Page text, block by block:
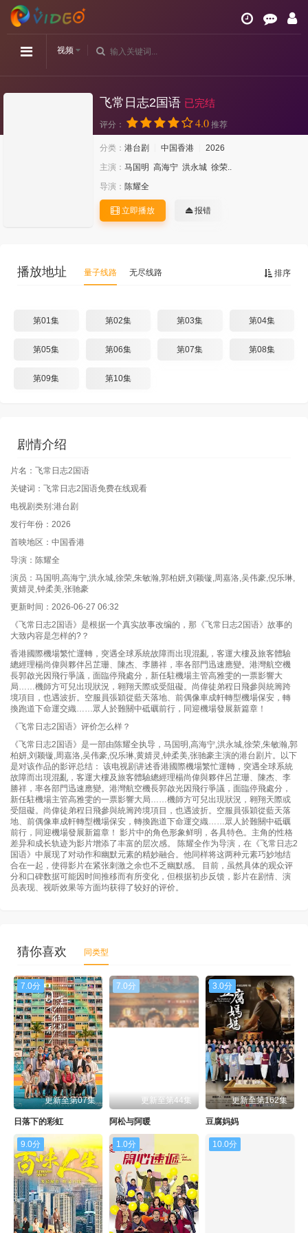
视频
飞常日志2国语 已完结
评分： 4.0 推荐
分类： 港台剧 中国香港
2026
主演： 马国明 高海宁 洪永城 徐荣..
导演： 陈耀全
立即播放 报错
排序
播放地址 量子线路 无尽线路
第01集 第02集 第03集 第04集
第05集 第06集 第07集 第08集
第09集 第10集
剧情介绍
片名：飞常日志2国语
关键词：飞常日志2国语免费在线观看
电视剧类别:港台剧
发行年份：2026
首映地区：中国香港
导演：陈耀全
演员：马国明,高海宁,洪永城,徐荣,朱敏瀚,郭柏妍,刘颖镟,周嘉洛,吴伟豪,倪乐琳,
黄婧灵,钟柔美,张驰豪
更新时间：2026-06-27 06:32
《飞常日志2国语》是根据一个真实故事改编的，那《飞常日志2国语》故事的
大致内容是怎样的?？
香港國際機場繁忙運轉，突遇全球系統故障而出現混亂，客運大樓及旅客體驗
總經理楊尚偉與夥伴呂芷珊、陳杰、李勝祥，率各部門迅速應變。港灣航空機
長郭啟光因飛行爭議，面臨停飛處分，新任駐機場主管高雅雯的一票影響大
局……機師方可兒出現狀況，翱翔天際或受阻礙。尚偉徒弟程日飛參與統籌跨
境項目，也遇波折。空服員張穎從藍天落地、前偶像車成軒轉型機場保安，轉
換跑道下命運交織……眾人於難關中砥礪前行，同迎機場發展新篇章！
《飞常日志2国语》评价怎么样？
《飞常日志2国语》是一部由陈耀全执导，马国明,高海宁,洪永城,徐荣,朱敏瀚,郭
柏妍,刘颖镟,周嘉洛,吴伟豪,倪乐琳,黄婧灵,钟柔美,张驰豪主演的港台剧片。以下
是对该作品的影评总结： 该电视剧讲述香港國際機場繁忙運轉，突遇全球系統
故障而出現混亂，客運大樓及旅客體驗總經理楊尚偉與夥伴呂芷珊、陳杰、李
勝祥，率各部門迅速應變。港灣航空機長郭啟光因飛行爭議，面臨停飛處分，
新任駐機場主管高雅雯的一票影響大局……機師方可兒出現狀況，翱翔天際或
受阻礙。尚偉徒弟程日飛參與統籌跨境項目，也遇波折。空服員張穎從藍天落
地、前偶像車成軒轉型機場保安，轉換跑道下命運交織……眾人於難關中砥礪
前行，同迎機場發展新篇章！ 影片中的角色形象鲜明，各具特色。主角的性格
差异和成长轨迹为影片增添了丰富的层次感。 陈耀全作为导演，在《飞常日志2
国语》中展现了对动作和幽默元素的精妙融合。他同样将这两种元素巧妙地结
合在一起，使得影片在紧张刺激之余也不乏幽默感。 目前，虽然具体的观众评
分和口碑数据可能因时间推移而有所变化，但根据初步反馈，影片在剧情、演
员表现、视听效果等方面均获得了较好的评价。
猜你喜欢 同类型
7.0分
更新至第07集
日落下的彩虹
7.0分
更新至第44集
阿松与阿暖
3.0分
更新至第162集
豆腐妈妈
9.0分 1.0分 10.0分